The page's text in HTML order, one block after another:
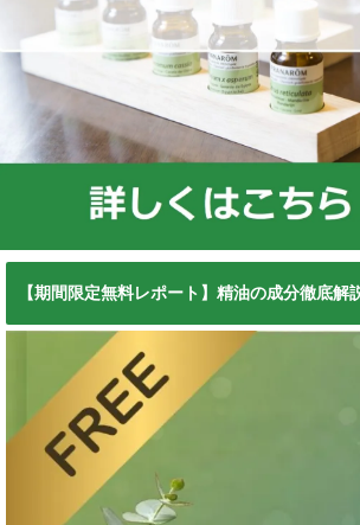
【期間限定無料レポート】精油の成分徹底解